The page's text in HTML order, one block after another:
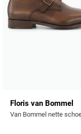
Floris van Bommel